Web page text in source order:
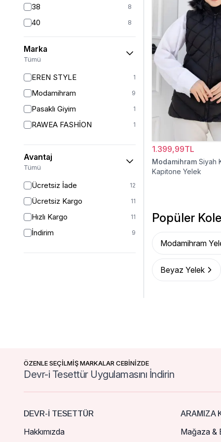
38 8
40 8
42 7
44 6
Marka
Tümü
EREN STYLE 1
Modamihram 9
Pasaklı Giyim 1
RAWEA FASHİON 1
Avantaj
Tümü
Ücretsiz İade 12
Ücretsiz Kargo 11
Hızlı Kargo 11
İndirim 9
1.399,99TL
Modamihram Siyah
Kapitone Yelek
Popüler
Modamihram
Beyaz Yelek
ÖZENLE SEÇİLMİŞ MARKALAR CEBİNİZDE
Devr-i Tesettür Uygulamasını İndirin
DEVR-I TESETTÜR
Hakkımızda
ARAMIZA
Mağaza &